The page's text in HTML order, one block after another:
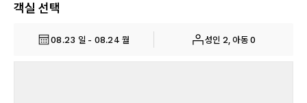
객실 선택
08.23 일 - 08.24 월 성인 2, 아동 0